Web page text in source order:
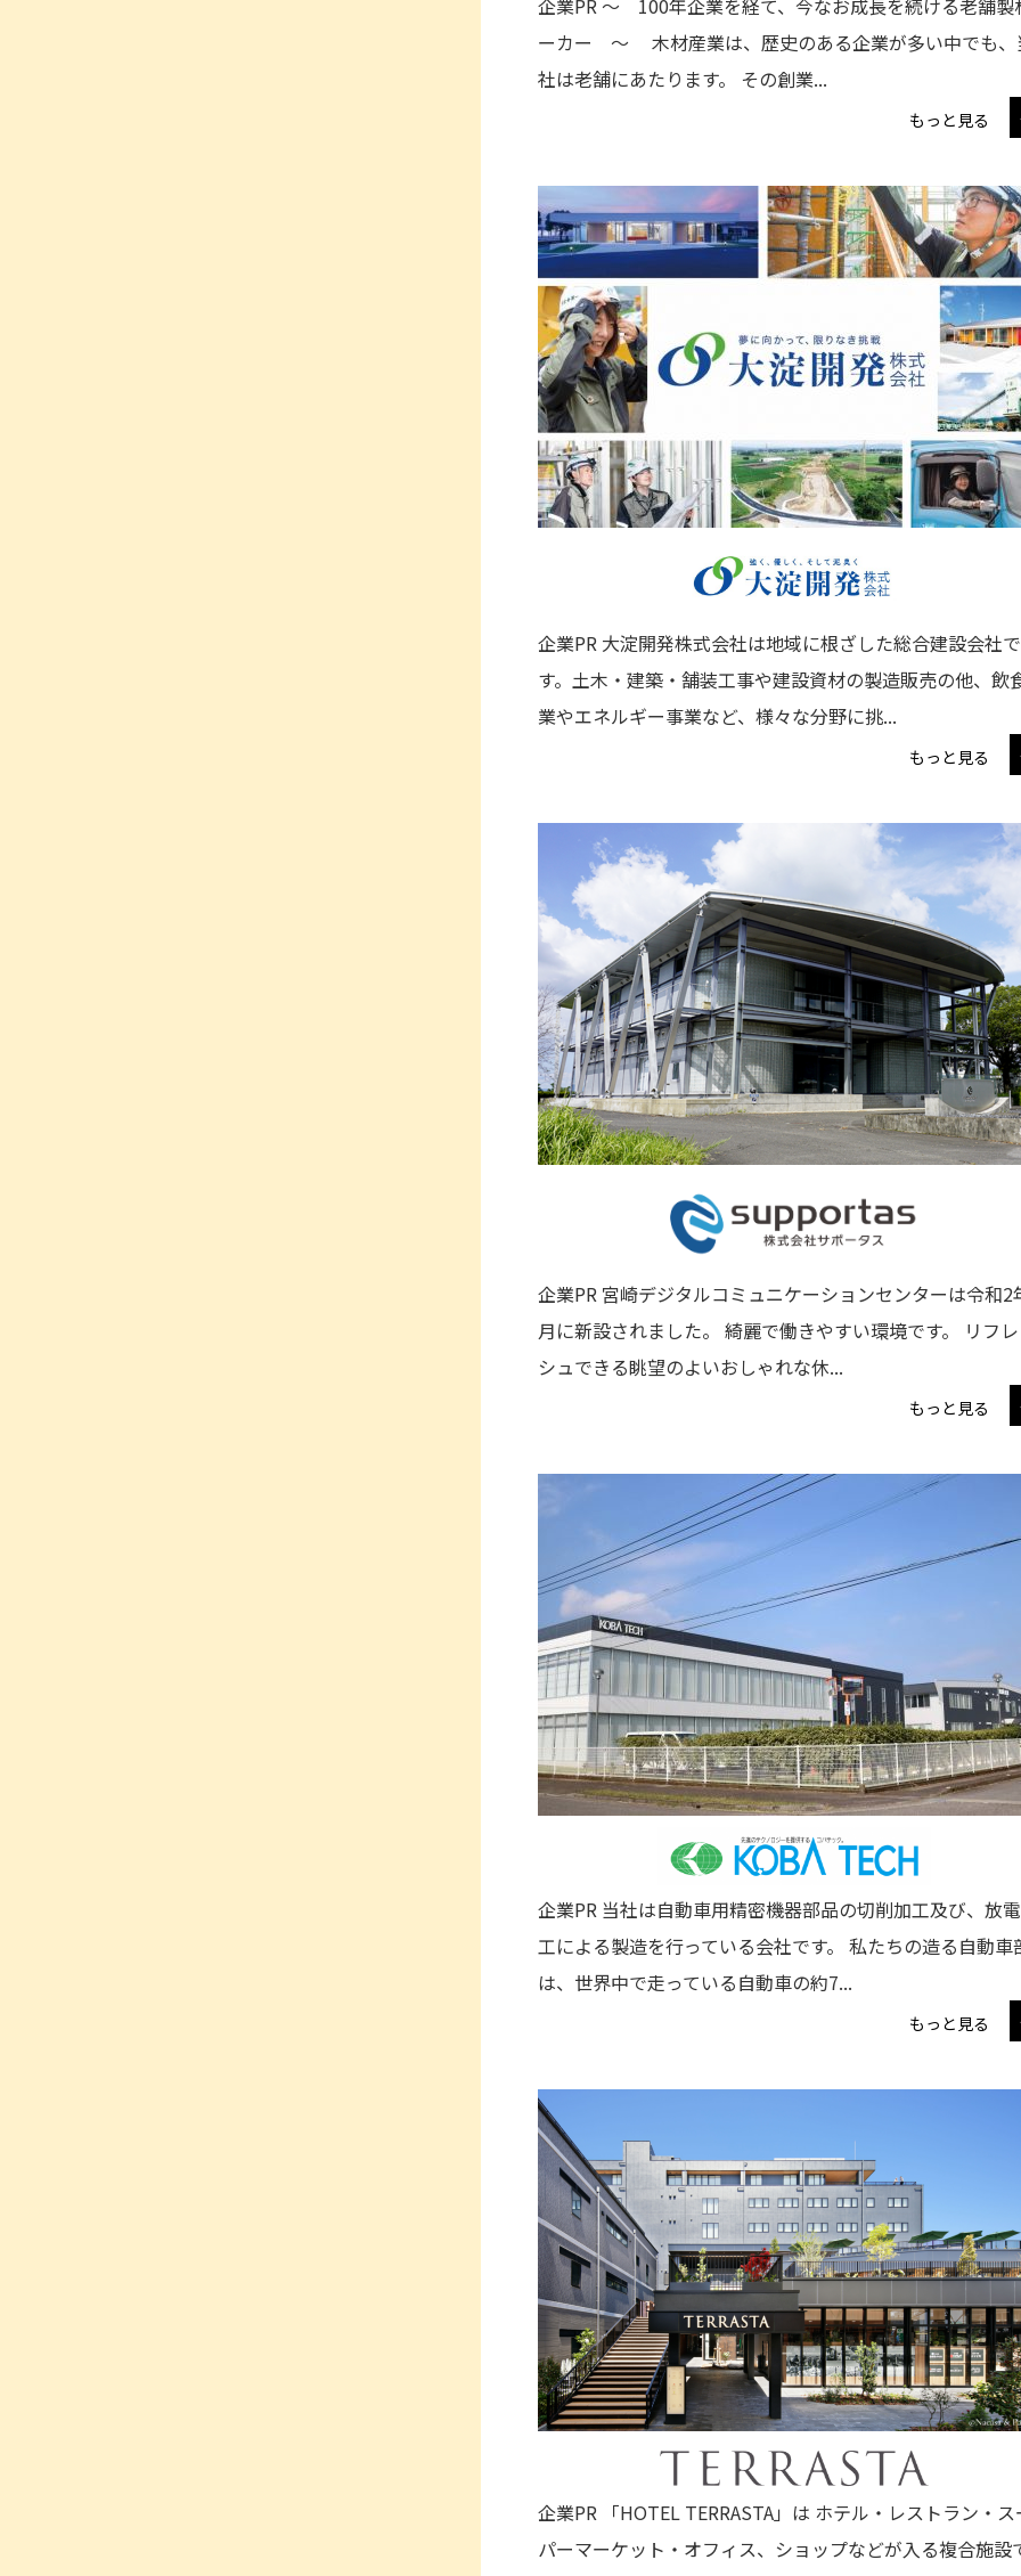
ーカー ～ 木材産業は、歴史のある企業が多い中でも、
社は老舗にあたります。 その創業...
もっと見る
企業PR 大淀開発株式会社は地域に根ざした総合建設会社で
す。土木・建築・舗装工事や建設資材の製造販売の他、飲
業やエネルギー事業など、様々な分野に挑...
もっと見る
企業PR 宮崎デジタルコミュニケーションセンターは令和2
月に新設されました。 綺麗で働きやすい環境です。 リフ
シュできる眺望のよいおしゃれな休...
もっと見る
企業PR 当社は自動車用精密機器部品の切削加工及び、放
工による製造を行っている会社です。 私たちの造る自動車
は、世界中で走っている自動車の約7...
もっと見る
企業PR 「HOTEL TERRASTA」は ホテル・レストラン・ス
パーマーケット・オフィス、ショップなどが入る複合施設